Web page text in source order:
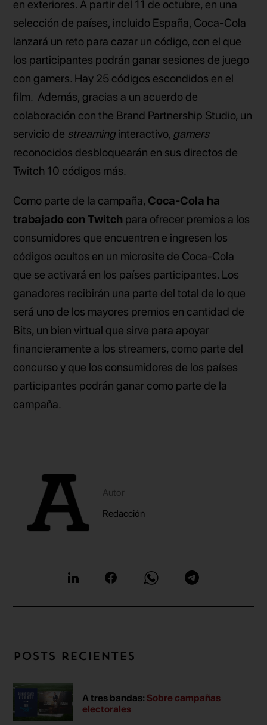
en exteriores. A partir del 11 de octubre, en una
selección de países, incluido España, Coca-Cola
lanzará un reto para cazar un código, con el que
los participantes podrán ganar sesiones de juego
con gamers. Hay 25 códigos escondidos en el
film. Además, gracias a un acuerdo de
colaboración con the Brand Partnership Studio, un
servicio de streaminginteractivo, gamers
reconocidos desbloquearán en sus directos de
Twitch 10 códigos más.
Como parte de la campaña, Coca-Cola ha
trabajado con Twitch para ofrecer premios a los
consumidores que encuentren e ingresen los
códigos ocultos en un microsite de Coca-Cola
que se activará en los países participantes. Los
ganadores recibirán una parte del total de lo que
será uno de los mayores premios en cantidad de
Bits, un bien virtual que sirve para apoyar
financieramente a los streamers, como parte del
concurso y que los consumidores de los países
participantes podrán ganar como parte de la
campaña.
Autor
Redacción
Posts recientes
A tres bandas: Sobre campañas
electorales